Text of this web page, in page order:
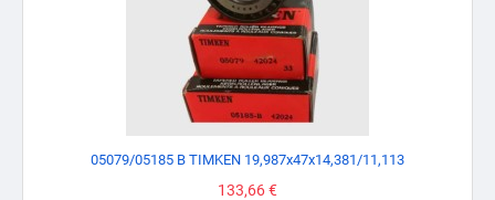
05079/05185 B TIMKEN 19,987x47x14,381/11,113
Prezzo
133,66 €